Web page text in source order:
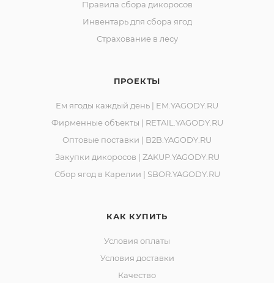
Правила сбора дикоросов
Инвентарь для сбора ягод
Страхование в лесу
ПРОЕКТЫ
Ем ягоды каждый день | EM.YAGODY.RU
Фирменные объекты | RETAIL.YAGODY.RU
Оптовые поставки | B2B.YAGODY.RU
Закупки дикоросов | ZAKUP.YAGODY.RU
Сбор ягод в Карелии | SBOR.YAGODY.RU
КАК КУПИТЬ
Условия оплаты
Условия доставки
Качество